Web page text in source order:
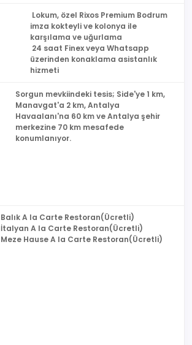
Lokum, özel Rixos Premium Bodrum
imza kokteyli ve kolonya ile
karşılama ve uğurlama
24 saat Finex veya Whatsapp
üzerinden konaklama asistanlık
hizmeti
Sorgun mevkiindeki tesis; Side'ye 1 km,
Manavgat'a 2 km, Antalya
Havaalanı'na 60 km ve Antalya şehir
merkezine 70 km mesafede
konumlanıyor.
Balık A la Carte Restoran(Ücretli)
İtalyan A la Carte Restoran(Ücretli)
Meze Hause A la Carte Restoran(Ücretli)